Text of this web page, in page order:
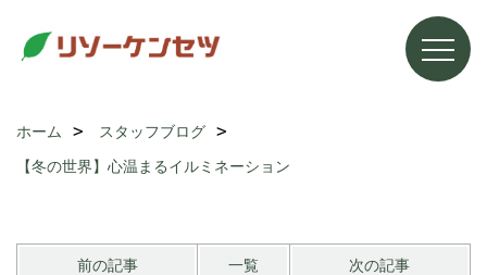
ホーム
スタッフブログ
【冬の世界】心温まるイルミネーション
前の記事 一覧 次の記事